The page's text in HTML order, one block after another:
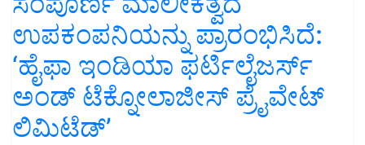
ಉಪಕಂಪನಿಯನ್ನು ಪ್ರಾರಂಭಿಸಿದೆ:
‘ಹೈಫಾ ಇಂಡಿಯಾ ಫರ್ಟಿಲೈಜರ್ಸ್
ಅಂಡ್ ಟೆಕ್ನೋಲಾಜೀಸ್ ಪ್ರೈವೇಟ್
ಲಿಮಿಟೆಡ್’